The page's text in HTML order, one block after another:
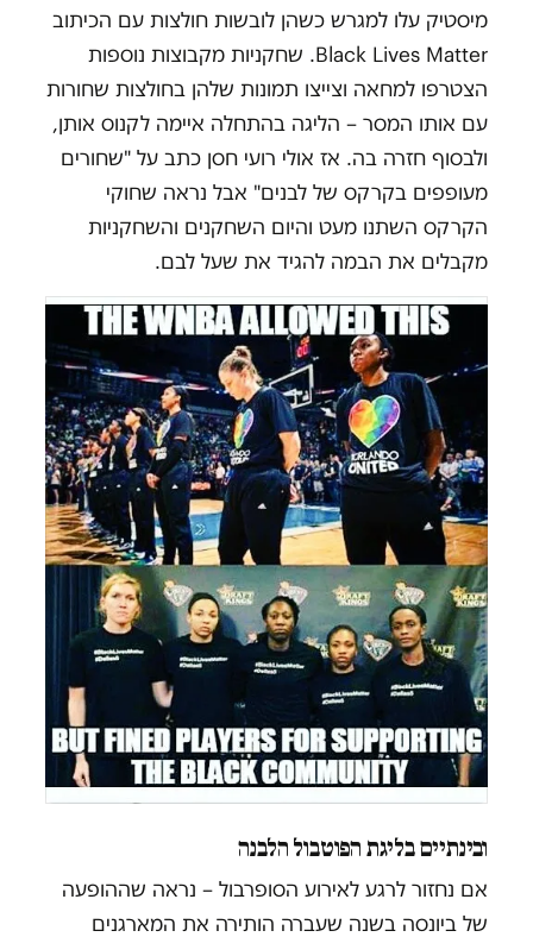
מיסטיק עלו למגרש כשהן לובשות חולצות עם הכיתוב
Black Lives Matter. שחקניות מקבוצות נוספות
הצטרפו למחאה וצייצו תמונות שלהן בחולצות שחורות
עם אותו המסר – הליגה בהתחלה איימה לקנוס אותן,
ולבסוף חזרה בה. אז אולי רועי חסן כתב על "שחורים
מעופפים בקרקס של לבנים" אבל נראה שחוקי
הקרקס השתנו מעט והיום השחקנים והשחקניות
מקבלים את הבמה להגיד את שעל לבם.
ובינתיים בליגת הפוטבול הלבנה
אם נחזור לרגע לאירוע הסופרבול – נראה שההופעה
של ביונסה בשנה שעברה הותירה את המארגנים